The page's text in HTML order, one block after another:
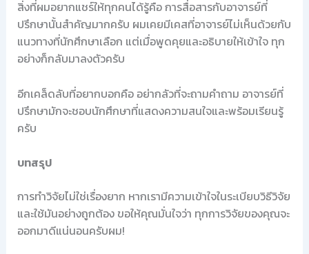
สิ่งที่ผมอยากแชร์ให้ทุกคนได้รู้คือ การสื่อสารกับอาจารย์ที่
ปรึกษานั้นสำคัญมากครับ ผมเคยมีเคสที่อาจารย์ไม่เห็นด้วยกับ
แนวทางที่นักศึกษาเลือก แต่เมื่อพูดคุยและอธิบายให้เข้าใจ ทุก
อย่างก็กลับมาลงตัวครับ
อีกเคล็ดลับที่อยากบอกคือ อย่ากลัวที่จะถามคำถาม อาจารย์ที่
ปรึกษามักจะชอบนักศึกษาที่แสดงความสนใจและพร้อมเรียนรู้
ครับ
บทสรุป
การทำวิจัยไม่ใช่เรื่องยาก หากเรามีความเข้าใจในระเบียบวิธีวิจัย
และใช้มันอย่างถูกต้อง ขอให้คุณมั่นใจว่า ทุกการวิจัยของคุณจะ
ออกมาดีแน่นอนครับผม!